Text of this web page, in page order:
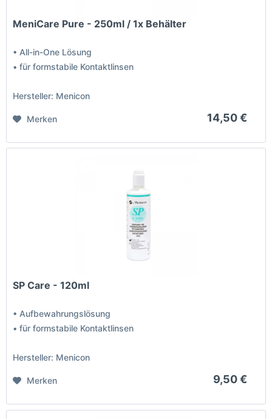
MeniCare Pure - 250ml / 1x Behälter
• All-in-One Lösung
• für formstabile Kontaktlinsen
Hersteller: Menicon
14,50 €
Merken
SP Care - 120ml
• Aufbewahrungslösung
• für formstabile Kontaktlinsen
Hersteller: Menicon
9,50 €
Merken